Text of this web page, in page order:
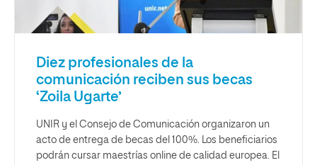
Diez profesionales de la
comunicación reciben sus becas
‘Zoila Ugarte’
UNIR y el Consejo de Comunicación organizaron un
acto de entrega de becas del 100%. Los beneficiarios
podrán cursar maestrías online de calidad europea. El